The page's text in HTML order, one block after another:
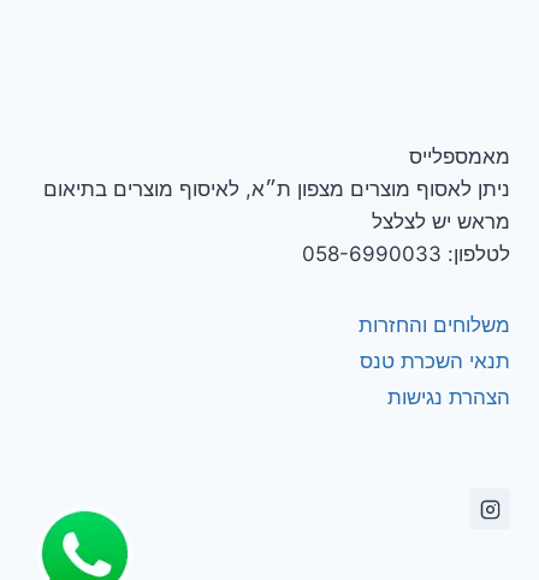
מאמספלייס
ניתן לאסוף מוצרים מצפון ת״א, לאיסוף מוצרים בתיאום
מראש יש לצלצל
לטלפון: 058-6990033
משלוחים והחזרות
תנאי השכרת טנס
הצהרת נגישות